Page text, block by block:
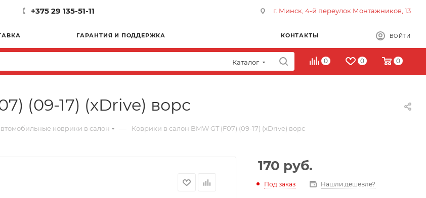
+375 29 135-51-11 г. Минск, 4-й переулок Монтажников, 13
ГАРАНТИЯ И ПОДДЕРЖКА КОНТАКТЫ ВОЙТИ
Каталог 0 0 0
(09-17) (xDrive) ворс
коврики в салон — Коврики в салон BMW GT (F07) (09-17) (xDrive) ворс
170 руб.
Под заказ Нашли дешевле?